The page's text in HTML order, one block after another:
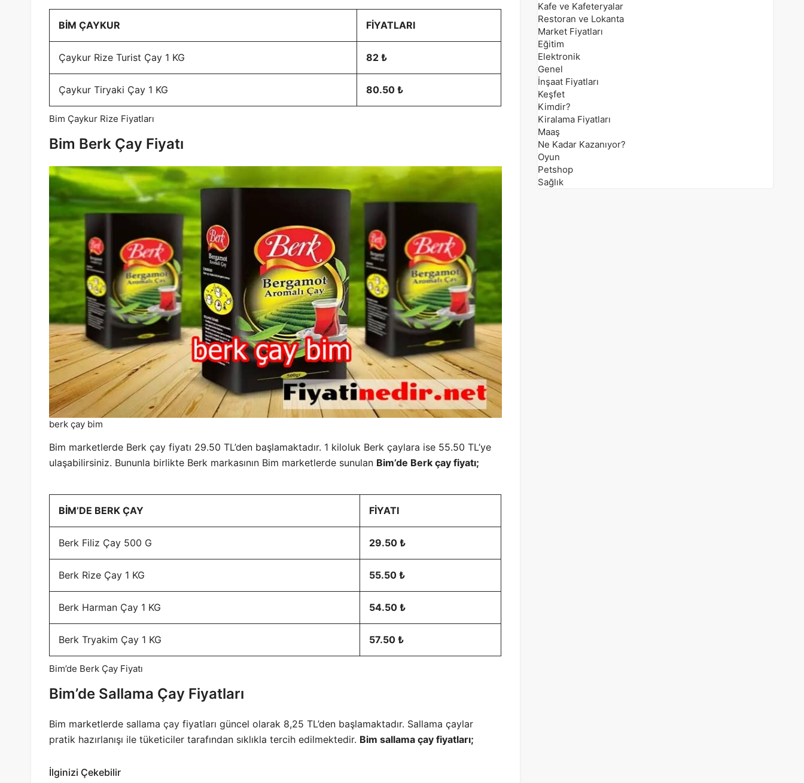
BİM ÇAYKUR FİYATLARI
Çaykur Rize Turist Çay 1 KG 82 ₺
Çaykur Tiryaki Çay 1 KG 80.50 ₺
Bim Çaykur Rize Fiyatları
Bim Berk Çay Fiyatı
berk çay bim
Bim marketlerde Berk çay fiyatı 29.50 TL’den başlamaktadır. 1 kiloluk Berk çaylara ise 55.50 TL’ye
ulaşabilirsiniz. Bununla birlikte Berk markasının Bim marketlerde sunulan Bim’de Berk çay fiyatı;
BİM’DE BERK ÇAY FİYATI
Berk Filiz Çay 500 G 29.50 ₺
Berk Rize Çay 1 KG 55.50 ₺
Berk Harman Çay 1 KG 54.50 ₺
Berk Tryakim Çay 1 KG 57.50 ₺
Bim’de Berk Çay Fiyatı
Bim’de Sallama Çay Fiyatları
Bim marketlerde sallama çay fiyatları güncel olarak 8,25 TL’den başlamaktadır. Sallama çaylar
pratik hazırlanışı ile tüketiciler tarafından sıklıkla tercih edilmektedir. Bim sallama çay fiyatları;
İlginizi Çekebilir
Kafe ve Kafeteryalar
Restoran ve Lokanta
Market Fiyatları
Eğitim
Elektronik
Genel
İnşaat Fiyatları
Keşfet
Kimdir?
Kiralama Fiyatları
Maaş
Ne Kadar Kazanıyor?
Oyun
Petshop
Sağlık